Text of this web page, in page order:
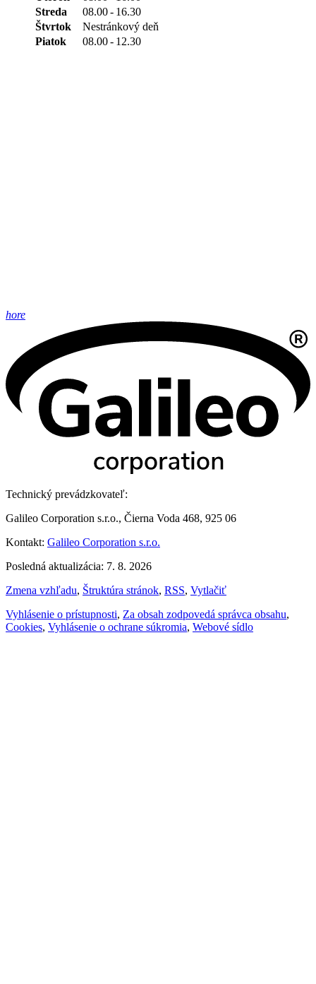
Streda
08.00- 16.30
Štvrtok
Nestránkový deň
Piatok
08.00- 12.30
hore
Technický prevádzkovateľ:
Galileo Corporation s.r.o., Čierna Voda 468, 925 06
Kontakt: Galileo Corporation s.r.o.
Posledná aktualizácia: 7. 8. 2026
Zmena vzhľadu, Štruktúra stránok, RSS, Vytlačiť
Vyhlásenie o prístupnosti, Za obsah zodpovedá správca obsahu,
Cookies, Vyhlásenie o ochrane súkromia, Webové sídlo